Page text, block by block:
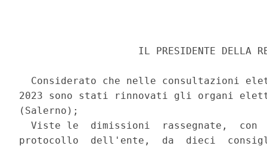
IL PRESIDENTE DELLA
Considerato che nelle consultazioni
2023 sono stati rinnovati gli organi
(Salerno);
Viste le  dimissioni  rassegnate,  con
protocollo  dell'ente,  da  dieci